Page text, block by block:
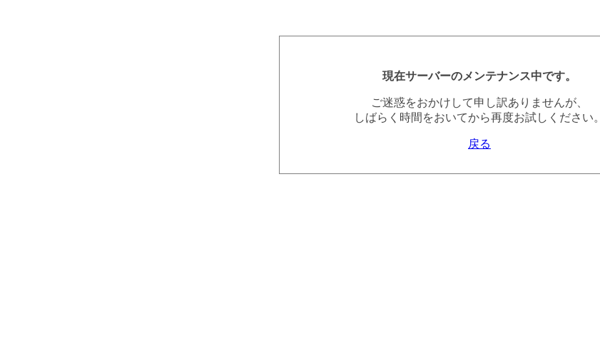
現在サーバーのメンテナンス中です。
ご迷惑をおかけして申し訳ありませんが、
しばらく時間をおいてから再度お試しください。
戻る